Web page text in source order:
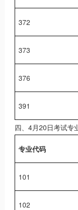
372
373
376
391
四、4月20日考试专
专业代码
101
102